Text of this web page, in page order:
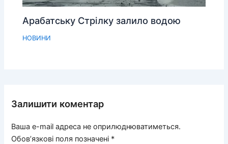
Арабатську Стрілку залило водою
НОВИНИ
Залишити коментар
Ваша e-mail адреса не оприлюднюватиметься.
Обов’язкові поля позначені *